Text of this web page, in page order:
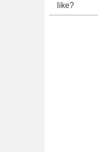
like?